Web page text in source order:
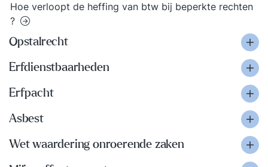
Hoe verloopt de heffing van btw bij beperkte rechten
?
Opstalrecht
Erfdienstbaarheden
Erfpacht
Asbest
Wet waardering onroerende zaken